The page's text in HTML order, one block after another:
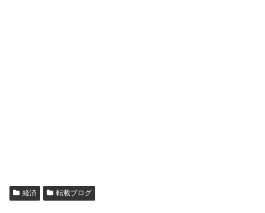
経済 転載ブログ